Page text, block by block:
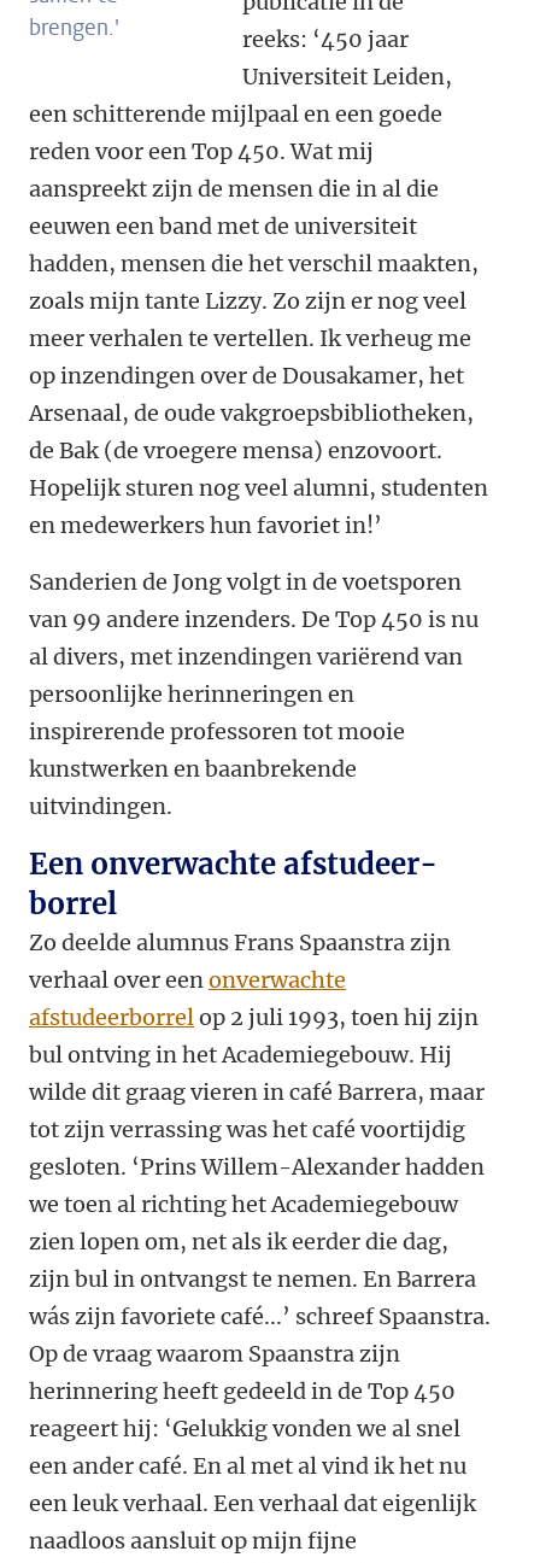
brengen.'
reeks: ‘450 jaar
Universiteit Leiden,
een schitterende mijlpaal en een goede
reden voor een Top 450. Wat mij
aanspreekt zijn de mensen die in al die
eeuwen een band met de universiteit
hadden, mensen die het verschil maakten,
zoals mijn tante Lizzy. Zo zijn er nog veel
meer verhalen te vertellen. Ik verheug me
op inzendingen over de Dousakamer, het
Arsenaal, de oude vakgroepsbibliotheken,
de Bak (de vroegere mensa) enzovoort.
Hopelijk sturen nog veel alumni, studenten
en medewerkers hun favoriet in!’
Sanderien de Jong volgt in de voetsporen
van 99 andere inzenders. De Top 450 is nu
al divers, met inzendingen variërend van
persoonlijke herinneringen en
inspirerende professoren tot mooie
kunstwerken en baanbrekende
uitvindingen.
Een onverwachte afstudeer­
borrel
Zo deelde alumnus Frans Spaanstra zijn
verhaal over eenonverwachte
afstudeerborrelop 2 juli 1993, toen hij zijn
bul ontving in het Academiegebouw. Hij
wilde dit graag vieren in café Barrera, maar
tot zijn verrassing was het café voortijdig
gesloten. ‘Prins Willem-Alexander hadden
we toen al richting het Academiegebouw
zien lopen om, net als ik eerder die dag,
zijn bul in ontvangst te nemen. En Barrera
wás zijn favoriete café...’ schreef Spaanstra.
Op de vraag waarom Spaanstra zijn
herinnering heeft gedeeld in de Top 450
reageert hij: ‘Gelukkig vonden we al snel
een ander café. En al met al vind ik het nu
een leuk verhaal. Een verhaal dat eigenlijk
naadloos aansluit op mijn fijne